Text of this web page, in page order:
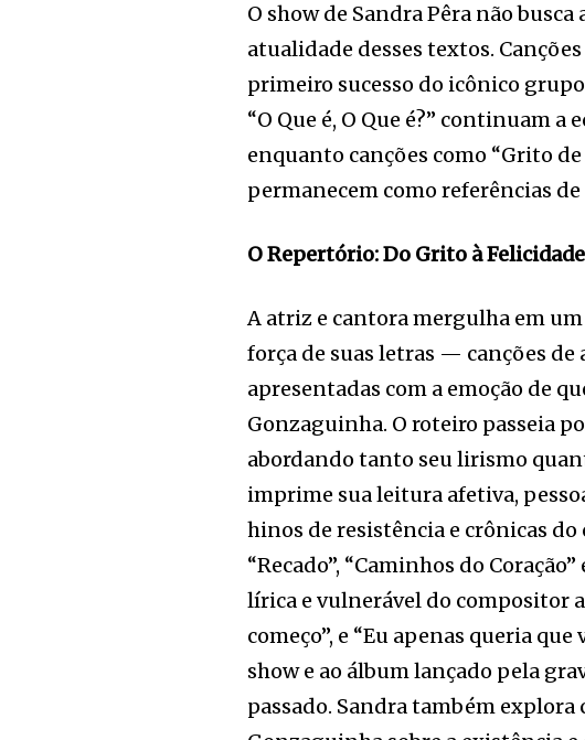
O show de Sandra Pêra não
atualidade desses textos.
primeiro sucesso do icônico
“O Que é, O Que é?” continuam
enquanto canções como “Grito
permanecem como referências
O Repertório: Do Grito à Felicidade
A atriz e cantora mergulha em
força de suas letras — canções
apresentadas com a emoção de
Gonzaguinha. O roteiro passeia
abordando tanto seu lirismo
imprime sua leitura afetiva,
hinos de resistência e crônicas
“Recado”, “Caminhos do Coração”
lírica e vulnerável do compositor
começo”, e “Eu apenas queria
show e ao álbum lançado pela
passado. Sandra também